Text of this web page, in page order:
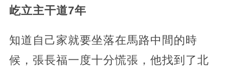
屹立主干道7年
知道自己家就要坐落在馬路中間的時
候，張長福一度十分慌張，他找到了北